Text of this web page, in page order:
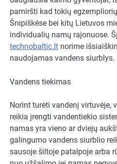
pamiršti kad tokių
Šnipiškėse bei kitų Lietuvos
individualių namų rajonuose.
technobaltic.lt norime
naudojamas vandens siurblys.
Vandens tiekimas
Norint turėti vandenį virtuvėje,
reikia įrengti vandentiekio
namas yra vieno ar dviejų
galingumo vandens siurblio
sausoje šiltoje patalpoje arba